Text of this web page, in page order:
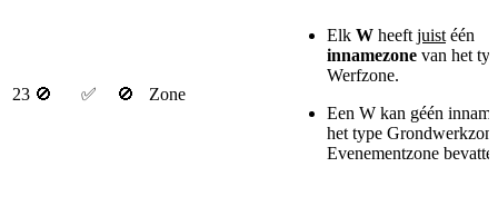
23 🚫 ✅ 🚫 Zone
Elk W heeft juist één
innamezone van het
Werfzone.
Een W kan géén
het type
Evenementzone